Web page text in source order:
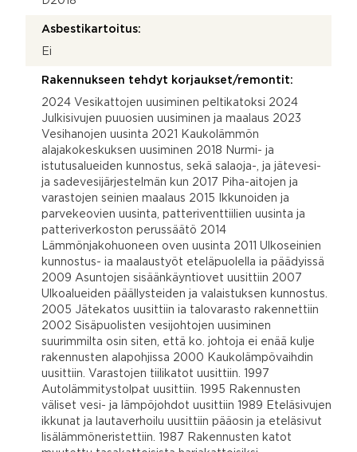
Asbestikartoitus:
Ei
Rakennukseen tehdyt korjaukset/remontit:
2024 Vesikattojen uusiminen peltikatoksi 2024
Julkisivujen puuosien uusiminen ja maalaus 2023
Vesihanojen uusinta 2021 Kaukolämmön
alajakokeskuksen uusiminen 2018 Nurmi- ja
istutusalueiden kunnostus, sekä salaoja-, ja jätevesi-
ja sadevesijärjestelmän kun 2017 Piha-aitojen ja
varastojen seinien maalaus 2015 Ikkunoiden ja
parvekeovien uusinta, patteriventtiilien uusinta ja
patteriverkoston perussäätö 2014
Lämmönjakohuoneen oven uusinta 2011 Ulkoseinien
kunnostus- ia maalaustyöt eteläpuolella ia päädyissä
2009 Asuntojen sisäänkäyntiovet uusittiin 2007
Ulkoalueiden päällysteiden ja valaistuksen kunnostus.
2005 Jätekatos uusittiin ia talovarasto rakennettiin
2002 Sisäpuolisten vesijohtojen uusiminen
suurimmilta osin siten, että ko. johtoja ei enää kulje
rakennusten alapohjissa 2000 Kaukolämpövaihdin
uusittiin. Varastojen tiilikatot uusittiin. 1997
Autolämmitystolpat uusittiin. 1995 Rakennusten
väliset vesi- ja lämpöjohdot uusittiin 1989 Eteläsivujen
ikkunat ja lautaverhoilu uusittiin pääosin ja eteläsivut
lisälämmöneristettiin. 1987 Rakennusten katot